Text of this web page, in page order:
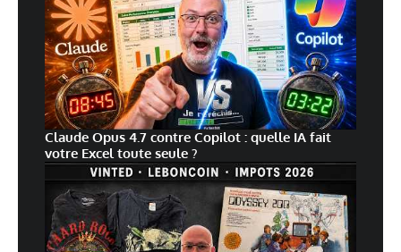
Claude Opus 4.7 contre Copilot : quelle IA fait
votre Excel toute seule ?